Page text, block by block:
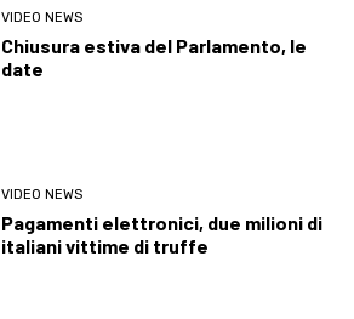
VIDEO NEWS
Chiusura estiva del Parlamento, le
date
VIDEO NEWS
Pagamenti elettronici, due milioni di
italiani vittime di truffe